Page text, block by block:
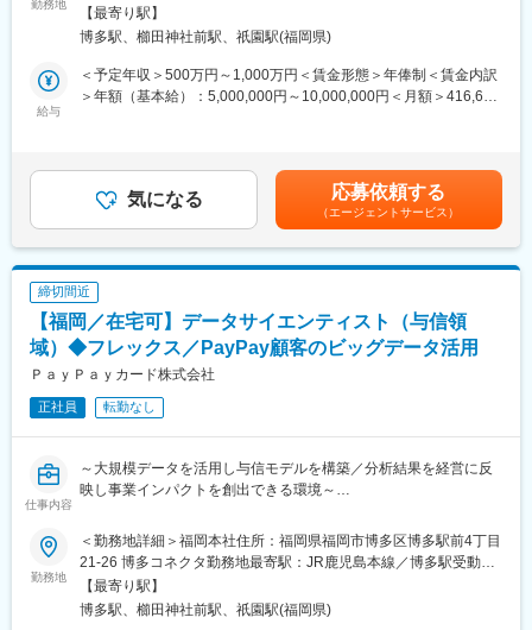
今回の配属想定となるデータ分析グループはマーケティング業務
において行動データの計測・分析のほか、SQL言語を使ったデー
タ抽出から考察、企画の対象者設計や運用を含めた業務を担当し
ています。
保守・運用、関連したデータ抽出・分析業務を担っていただきま
す。またエンジニアやデザイナー等の他部署と連携した計測環境
の整備・推進のほか、後進育成および手順書やルール等の運用整
■当ポジションの魅力：
・PayPayの冠の下で会員数・取扱高ともに業界平均以上の成長率
を持つPayPayカードのさらなる事業成長に寄与するために、デー
タを用いた分析によって顧客行動を可視化し次なる施策への示唆
を導く非常に重要なポジションです
やPayPayが保有する膨大なデータとの紐づけを行った分析も可能
・データを用いたマーケティング活動は現在も実施しています
が、すべてのデータを活用できている状態ではなく、その人次第
境です
■募集背景：
当社はPayPayグループにおいて成長の中核を担う、クレジットカ
勤務地
煙対策：屋内喫煙可能場所あり変更の範囲：会社の定める事業所
（リモートワーク含む）
【最寄り駅】
博多駅、櫛田神社前駅、祇園駅(福岡県)
給与
＜予定年収＞500万円～1,000万円＜賃金形態＞年俸制＜賃金内訳
＞年額（基本給）：5,000,000円～10,000,000円＜月額＞416,666
ンセンティブ）を支給（年1回）賃金はあくまでも目安の金額であ
り、選考を通じて上下する可能性があります。月給(月額)は固定手
当を含めた表記です。
気になる 応募依頼する
（エージェントサービス）
締切間近
【福岡／在宅可】データサイエンティスト（与信領
域）◆フレックス／PayPay顧客のビッグデータ活用
ＰａｙＰａｙカード株式会社
正社員 転勤なし
仕事内容
～大規模データを活用し与信モデルを構築／分析結果を経営に反
映し事業インパクトを創出できる環境～
与信領域の部門において、統計的手法や機械学習的手法を使った
高度な分析を行い、分析した結果を業務適応していただきます。
※グループ企業であるPayPayのメンバーや社内の現場メンバーと
協業し、与信領域に特化した案件を複数ご担当いただきます。
勤務地
＜勤務地詳細＞福岡本社住所：福岡県福岡市博多区博多駅前4丁目
21-26 博多コネクタ勤務地最寄駅：JR鹿児島本線／博多駅受動喫
煙対策：屋内喫煙可能場所あり変更の範囲：会社の定める事業所
（リモートワーク含む）
【最寄り駅】
博多駅、櫛田神社前駅、祇園駅(福岡県)